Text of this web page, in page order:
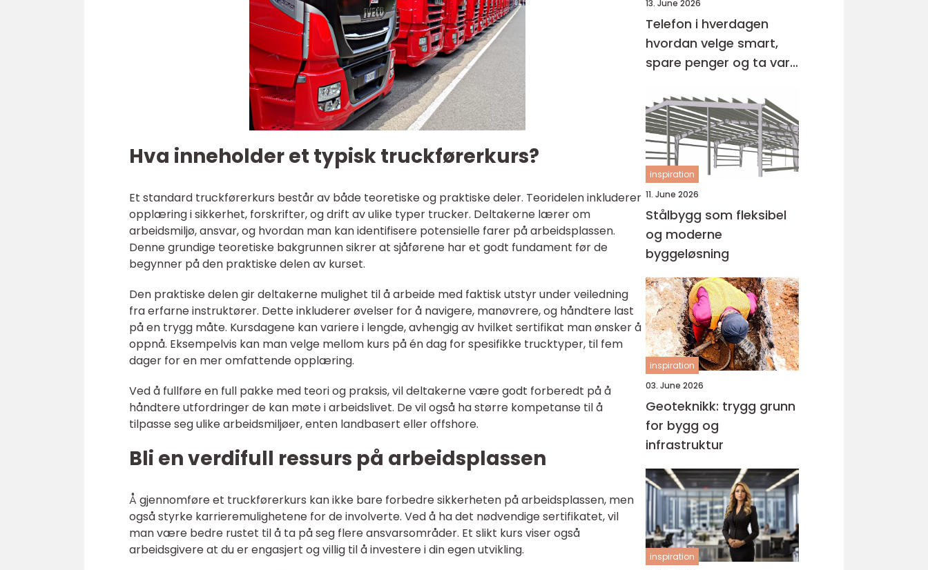
Hva inneholder et typisk truckførerkurs?
Et standard truckførerkurs består av både teoretiske og praktiske deler. Teoridelen inkluderer
opplæring i sikkerhet, forskrifter, og drift av ulike typer trucker. Deltakerne lærer om
arbeidsmiljø, ansvar, og hvordan man kan identifisere potensielle farer på arbeidsplassen.
Denne grundige teoretiske bakgrunnen sikrer at sjåførene har et godt fundament før de
begynner på den praktiske delen av kurset.
Den praktiske delen gir deltakerne mulighet til å arbeide med faktisk utstyr under veiledning
fra erfarne instruktører. Dette inkluderer øvelser for å navigere, manøvrere, og håndtere last
på en trygg måte. Kursdagene kan variere i lengde, avhengig av hvilket sertifikat man ønsker å
oppnå. Eksempelvis kan man velge mellom kurs på én dag for spesifikke trucktyper, til fem
dager for en mer omfattende opplæring.
Ved å fullføre en full pakke med teori og praksis, vil deltakerne være godt forberedt på å
håndtere utfordringer de kan møte i arbeidslivet. De vil også ha større kompetanse til å
tilpasse seg ulike arbeidsmiljøer, enten landbasert eller offshore.
Bli en verdifull ressurs på arbeidsplassen
Å gjennomføre et truckførerkurs kan ikke bare forbedre sikkerheten på arbeidsplassen, men
også styrke karrieremulighetene for de involverte. Ved å ha det nødvendige sertifikatet, vil
man være bedre rustet til å ta på seg flere ansvarsområder. Et slikt kurs viser også
arbeidsgivere at du er engasjert og villig til å investere i din egen utvikling.
13. June 2026
Telefon i hverdagen
hvordan velge smart,
spare penger og ta vare
inspiration
11. June 2026
Stålbygg som fleksibel
og moderne
byggeløsning
inspiration
03. June 2026
Geoteknikk: trygg grunn
for bygg og
infrastruktur
inspiration